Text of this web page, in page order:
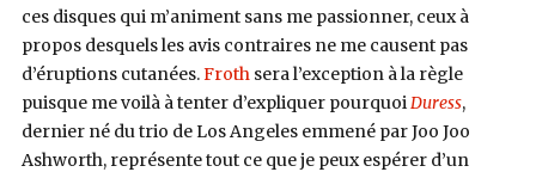
ces disques qui m’animent sans me passionner, ceux à
propos desquels les avis contraires ne me causent pas
d’éruptions cutanées.Frothsera l’exception à la règle
puisque me voilà à tenter d’expliquer pourquoiDuress,
dernier né du trio de Los Angeles emmené par Joo Joo
Ashworth, représente tout ce que je peux espérer d’un